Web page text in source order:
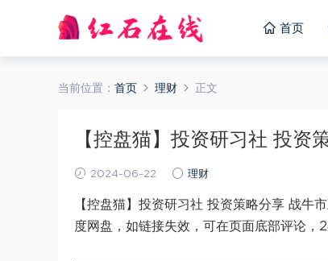
首页
当前位置： 首页 理财 正文
【控盘猫】投资研习社 投
2024-06-22 理财
【控盘猫】投资研习社 投资策略分享 战牛
度网盘，如链接失效，可在页面底部评论，